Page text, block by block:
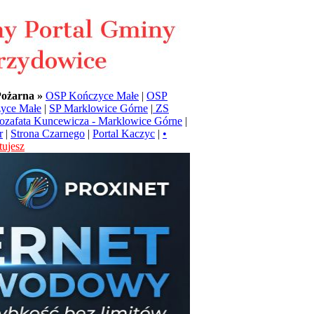
» OSP Kończyce Małe | OSP
Małe | SP Marklowice Górne | ZS
Kuncewicza - Marklowice Górne |
| Strona Czarnego | Portal Kaczyc | •